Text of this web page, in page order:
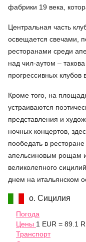
фабрики 19 века,
Центральная часть
освещается свечами,
ресторанами среди
над чил-аутом –
прогрессивных клубов
Кроме того, на
устраиваются
представления и
ночных концертов,
пообедать в
апельсиновым рощам
великолепного
днем на итальянском
о. Сицилия
Погода
Цены 1 EUR = 89.1
Транспорт